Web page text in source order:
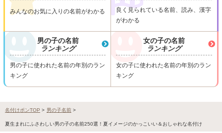
みんなのお気に入りの名前がわかる
良く見られている名前、読み、漢字
がわかる
男の子の名前
ランキング
男の子に使われた名前の年別のラン
キング
女の子の名前
ランキング
女の子に使われた名前の年別のラン
キング
名付けポンTOP > 男の子名前 >
夏生まれにふさわしい男の子の名前250選！夏イメージのかっこいい＆おしゃれな名付け